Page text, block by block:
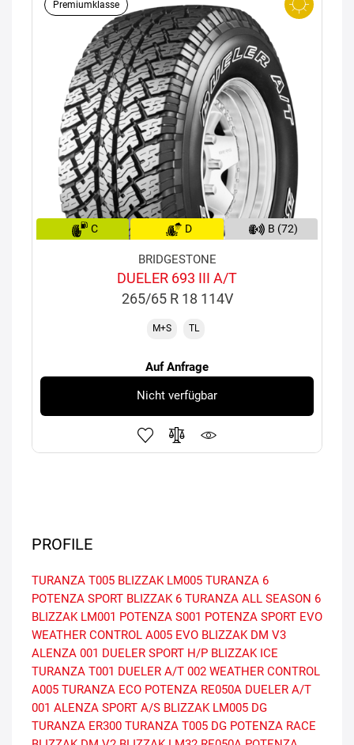
Premiumklasse
C D B (72)
BRIDGESTONE
DUELER 693 III A/T
265/65 R 18 114V
M+S TL
Auf Anfrage
Nicht verfügbar
PROFILE
TURANZA T005 BLIZZAK LM005 TURANZA 6
POTENZA SPORT BLIZZAK 6 TURANZA ALL SEASON 6
BLIZZAK LM001 POTENZA S001 POTENZA SPORT EVO
WEATHER CONTROL A005 EVO BLIZZAK DM V3
ALENZA 001 DUELER SPORT H/P BLIZZAK ICE
TURANZA T001 DUELER A/T 002 WEATHER CONTROL
A005 TURANZA ECO POTENZA RE050A DUELER A/T
001 ALENZA SPORT A/S BLIZZAK LM005 DG
TURANZA ER300 TURANZA T005 DG POTENZA RACE